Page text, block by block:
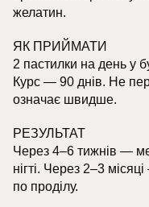
желатин.
ЯК ПРИЙМАТИ
2 пастилки на день у
Курс — 90 днів. Не
означає швидше.
РЕЗУЛЬТАТ
Через 4–6 тижнів —
нігті. Через 2–3
по проділу.